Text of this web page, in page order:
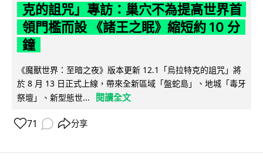
克的詛咒」專訪：巢穴不為提高世界首
領門檻而設 《諸王之眠》縮短約 10 分
鐘
《魔獸世界：至暗之夜》版本更新 12.1「烏拉特克的詛咒」將
於 8 月 13 日正式上線，帶來全新區域「盤蛇島」、地城「毒牙
祭壇」、新型態世...
閱讀全文
71 分享